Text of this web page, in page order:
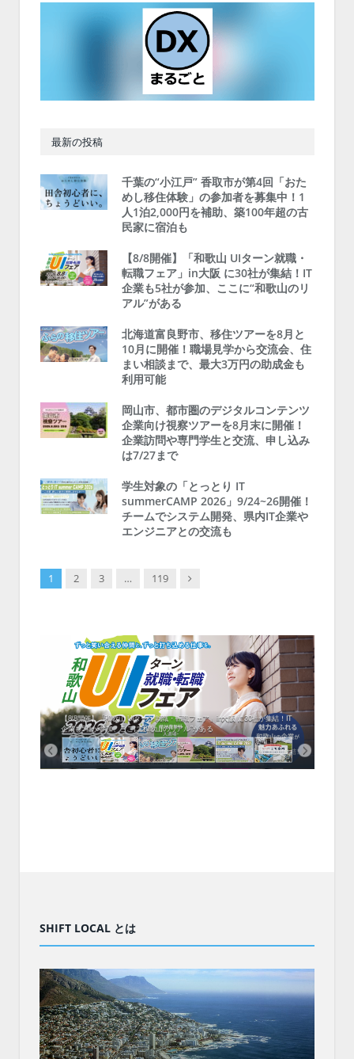
最新の投稿
千葉の“小江戸” 香取市が第4回「おた
めし移住体験」の参加者を募集中！1
人1泊2,000円を補助、築100年超の古
民家に宿泊も
【8/8開催】「和歌山 UIターン就職・
転職フェア」in大阪 に30社が集結！IT
企業も5社が参加、ここに“和歌山のリ
アル”がある
北海道富良野市、移住ツアーを8月と
10月に開催！職場見学から交流会、住
まい相談まで、最大3万円の助成金も
利用可能
岡山市、都市圏のデジタルコンテンツ
企業向け視察ツアーを8月末に開催！
企業訪問や専門学生と交流、申し込み
は7/27まで
学生対象の「とっとり IT
summerCAMP 2026」9/24~26開催！
チームでシステム開発、県内IT企業や
エンジニアとの交流も
1 2 3 … 119 Next
【8/8開催】「和歌山 UIターン就職・転職フェア」in大阪 に30社が集結！IT
企業も5社が参加、ここに“和歌山のリアル”がある
SHIFT LOCAL とは